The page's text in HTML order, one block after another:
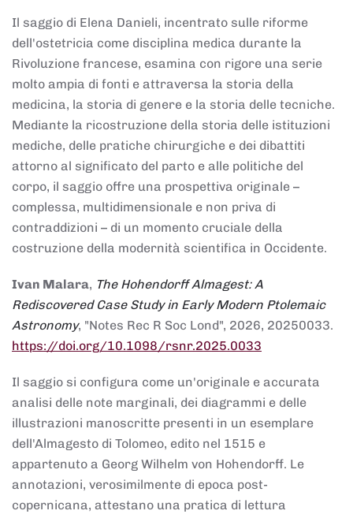
Il saggio di Elena Danieli, incentrato sulle riforme
dell'ostetricia come disciplina medica durante la
Rivoluzione francese, esamina con rigore una serie
molto ampia di fonti e attraversa la storia della
medicina, la storia di genere e la storia delle tecniche.
Mediante la ricostruzione della storia delle istituzioni
mediche, delle pratiche chirurgiche e dei dibattiti
attorno al significato del parto e alle politiche del
corpo, il saggio offre una prospettiva originale –
complessa, multidimensionale e non priva di
contraddizioni – di un momento cruciale della
costruzione della modernità scientifica in Occidente.
Ivan Malara, The Hohendorff Almagest: A
Rediscovered Case Study in Early Modern Ptolemaic
Astronomy, "Notes Rec R Soc Lond", 2026, 20250033.
https://doi.org/10.1098/rsnr.2025.0033
Il saggio si configura come un'originale e accurata
analisi delle note marginali, dei diagrammi e delle
illustrazioni manoscritte presenti in un esemplare
dell'Almagesto di Tolomeo, edito nel 1515 e
appartenuto a Georg Wilhelm von Hohendorff. Le
annotazioni, verosimilmente di epoca post-
copernicana, attestano una pratica di lettura